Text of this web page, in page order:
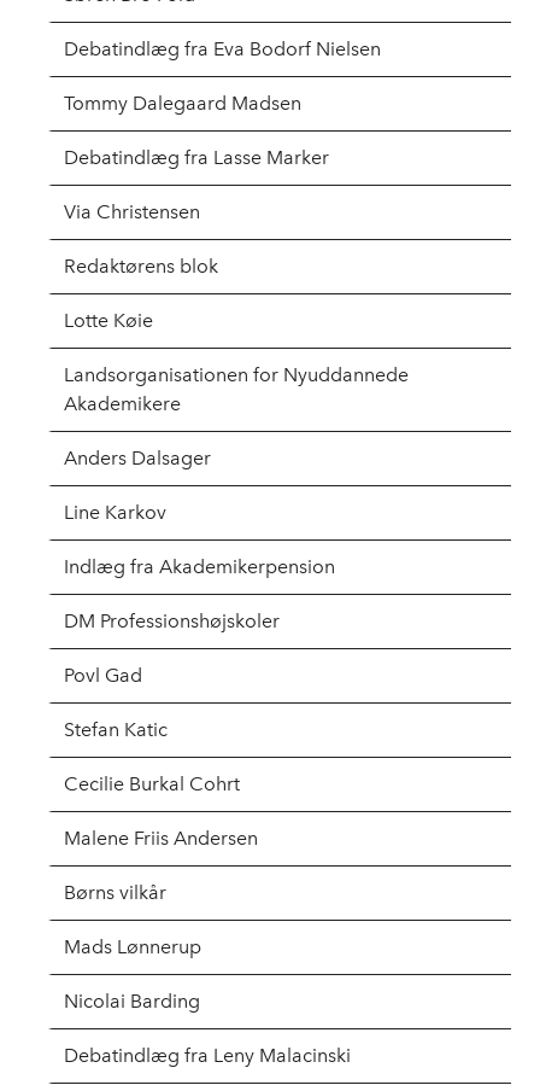
Debatindlæg fra Eva Bodorf Nielsen
Tommy Dalegaard Madsen
Debatindlæg fra Lasse Marker
Via Christensen
Redaktørens blok
Lotte Køie
Landsorganisationen for Nyuddannede
Akademikere
Anders Dalsager
Line Karkov
Indlæg fra Akademikerpension
DM Professionshøjskoler
Povl Gad
Stefan Katic
Cecilie Burkal Cohrt
Malene Friis Andersen
Børns vilkår
Mads Lønnerup
Nicolai Barding
Debatindlæg fra Leny Malacinski